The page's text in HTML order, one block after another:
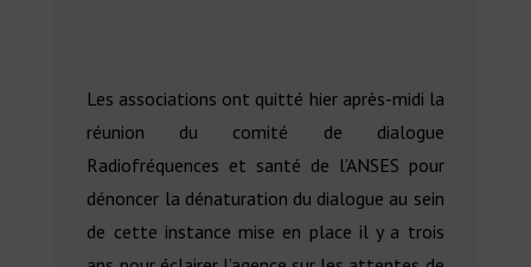
Les associations ont quitté hier après-midi la
réunion du comité de dialogue
Radiofréquences et santé de l’ANSES pour
dénoncer la dénaturation du dialogue au sein
de cette instance mise en place il y a trois